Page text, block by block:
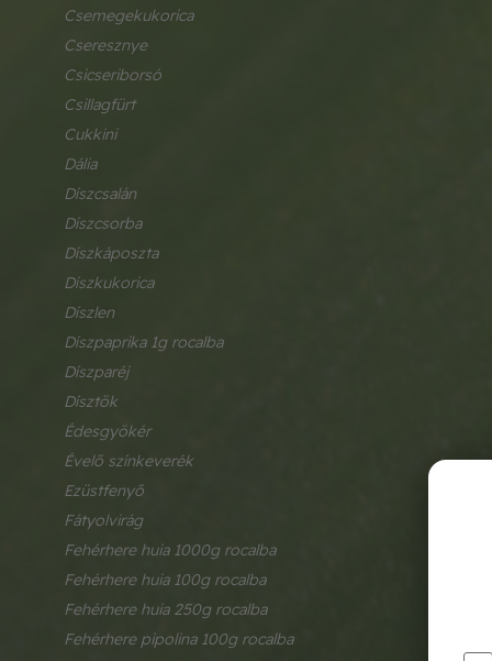
csemegekukorica
cseresznye
csicseriborsó
csillagfürt
cukkini
dália
díszcsalán
díszcsorba
díszkáposzta
díszkukorica
díszlen
díszpaprika 1g rocalba
díszparéj
dísztök
édesgyökér
évelő színkeverék
ezüstfenyő
fátyolvirág
fehérhere huia 1000g rocalba
fehérhere huia 100g rocalba
fehérhere huia 250g rocalba
fehérhere pipolina 100g rocalba